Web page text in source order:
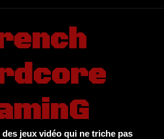
jeux vidéo qui ne triche pas